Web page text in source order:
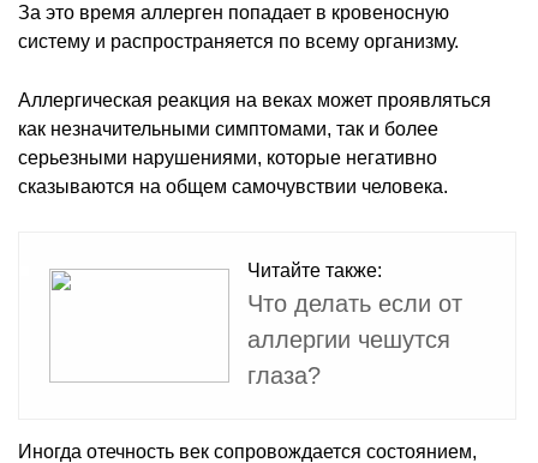
За это время аллерген попадает в кровеносную
систему и распространяется по всему организму.
Аллергическая реакция на веках может проявляться
как незначительными симптомами, так и более
серьезными нарушениями, которые негативно
сказываются на общем самочувствии человека.
Читайте также:
Что делать если от
аллергии чешутся
глаза?
Иногда отечность век сопровождается состоянием,